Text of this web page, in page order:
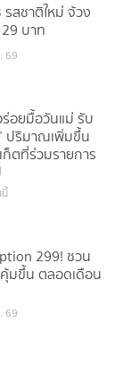
สชาติใหม่ จ้วง
บาท
69
ร่อยมื้อวันแม่ รับ
ปริมาณเพิ่มขึ้น
ตที่ร่วมรายการ
299! ชวน
มขึ้น ตลอดเดือน
69